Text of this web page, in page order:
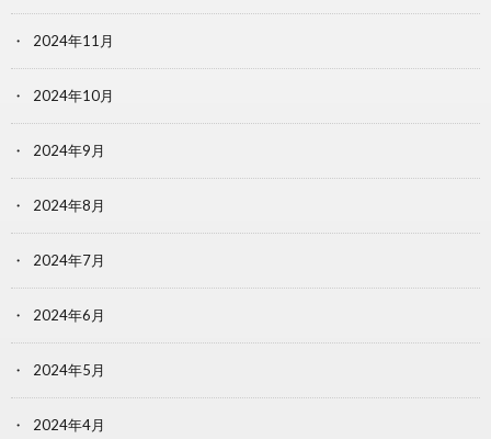
2024年11月
2024年10月
2024年9月
2024年8月
2024年7月
2024年6月
2024年5月
2024年4月